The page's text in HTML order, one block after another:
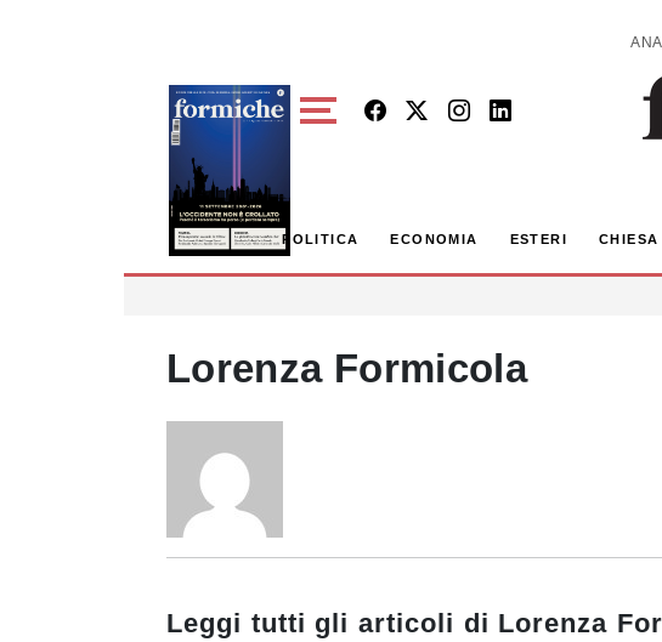
POLITICA ECONOMIA ESTERI CHIESA
Lorenza Formicola
Leggi tutti gli articoli di Lorenza